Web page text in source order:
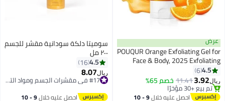
عرض
POUQUR Orange Exfoliating Gel for
Face & Body, 2025 Exfoliating
Cleansing Gel Scrub, Orange
Enzymes Exfoliatings Gels, Deep
Clean Pores, Remove Blackheads
& Moisturize Skin, All Types Skin
4.5
6
ريال3.92
11.41خصم 65%
أقل سعر في السنة
احصل عليه خلال 9 - 10
سوميتا دلكة سودانية مقشر للجسم
٢٠٠ مل
4.5
16
ريال8.07
تم بيع +10 مؤخرًا
احصل عليه خلال 9 - 10